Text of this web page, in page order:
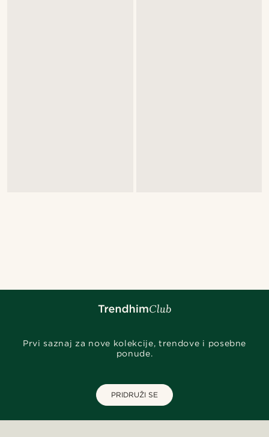
Prvi saznaj za nove kolekcije, trendove i posebne
ponude.
PRIDRUŽI SE